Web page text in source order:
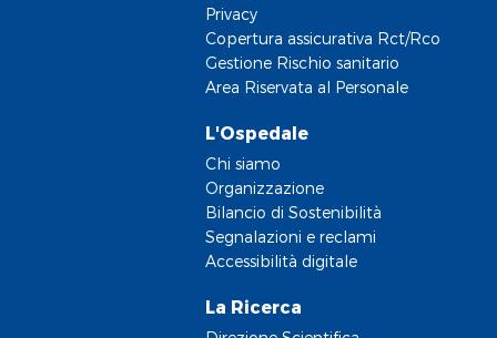
Privacy
Copertura assicurativa Rct/Rco
Gestione Rischio sanitario
Area Riservata al Personale
L'Ospedale
Chi siamo
Organizzazione
Bilancio di Sostenibilità
Segnalazioni e reclami
Accessibilità digitale
La Ricerca